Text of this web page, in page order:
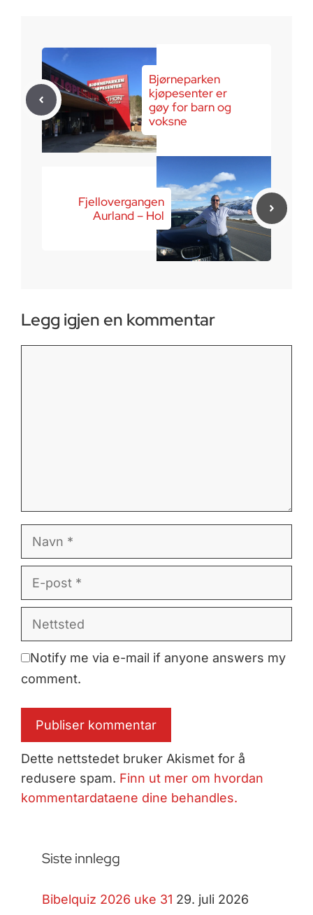
Bjørneparken
kjøpesenter er
gøy for barn og
voksne
Fjellovergangen
Aurland – Hol
Legg igjen en kommentar
post
Notify me via e-mail if anyone answers my
comment.
Dette nettstedet bruker Akismet for å
redusere spam. Finn ut mer om hvordan
kommentardataene dine behandles.
Siste innlegg
Bibelquiz 2026 uke 31 29. juli 2026